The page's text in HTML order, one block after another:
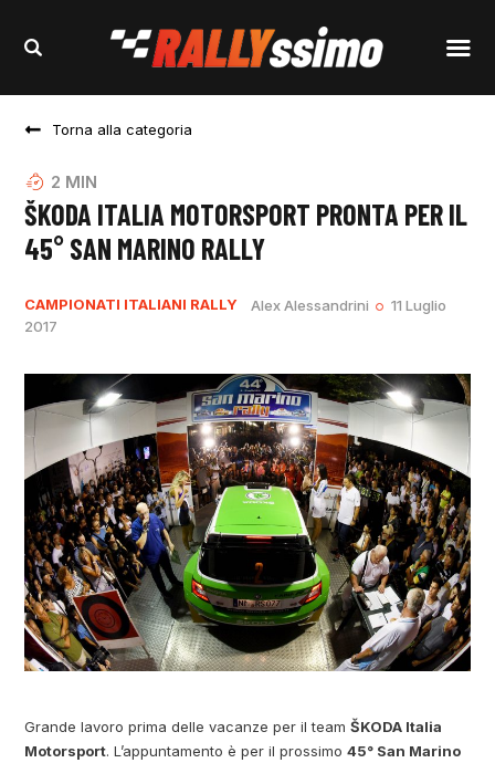
Torna alla categoria
2 MIN
ŠKODA ITALIA MOTORSPORT PRONTA PER IL
45° SAN MARINO RALLY
CAMPIONATI ITALIANI RALLY Alex Alessandrini
11 Luglio
2017
Grande lavoro prima delle vacanze per il teamŠKODA Italia
Motorsport. L’appuntamento è per il prossimo45° San Marino